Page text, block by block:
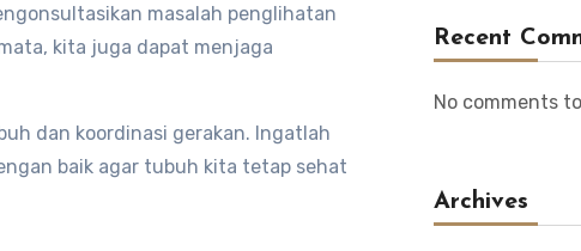
masalah penglihatan
kita juga dapat menjaga
dan koordinasi gerakan. Ingatlah
baik agar tubuh kita tetap sehat
Recent
No comments
Archives